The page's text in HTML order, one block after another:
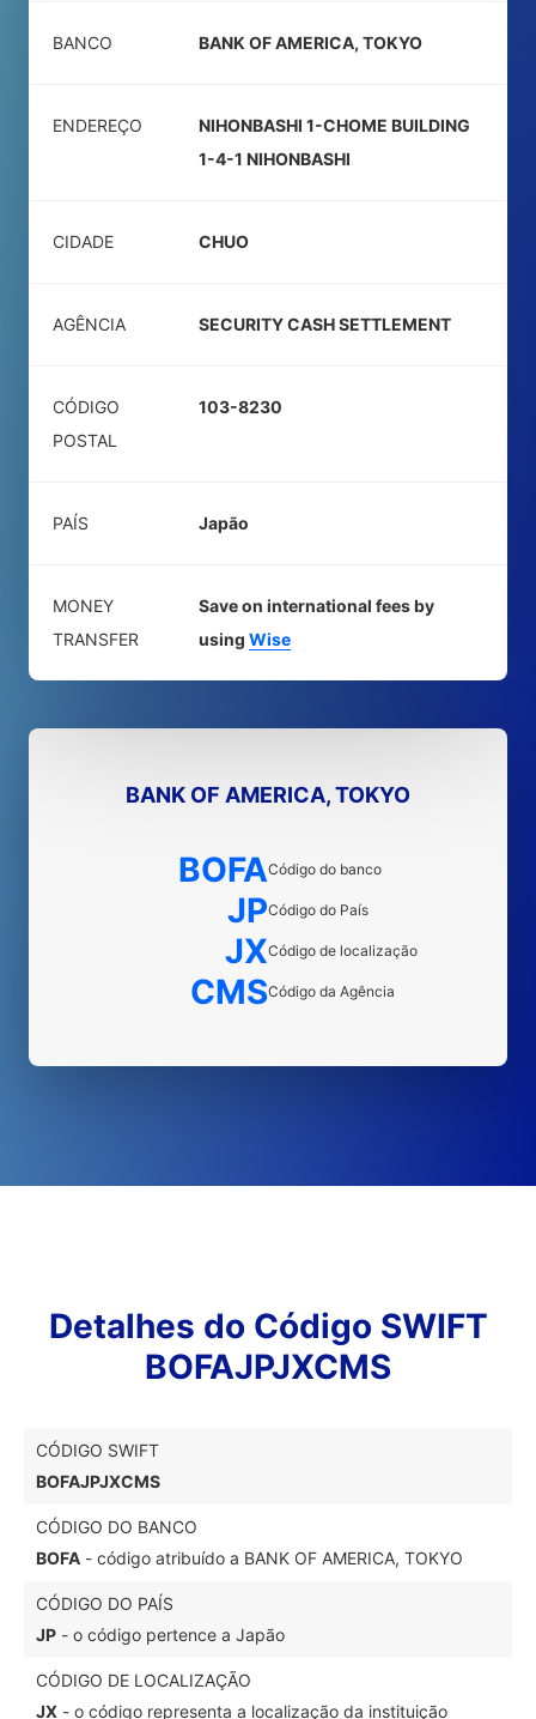
BANCO BANK OF AMERICA, TOKYO
ENDEREÇO
NIHONBASHI 1-CHOME BUILDING
1-4-1 NIHONBASHI
CIDADE CHUO
AGÊNCIA SECURITY CASH SETTLEMENT
CÓDIGO
POSTAL
103-8230
PAÍS Japão
MONEY
TRANSFER
Save on international fees by
using Wise
BANK OF AMERICA, TOKYO
BOFACódigo do banco
JPCódigo do País
JXCódigo de localização
CMSCódigo da Agência
Detalhes do Código SWIFT
BOFAJPJXCMS
CÓDIGO SWIFT
BOFAJPJXCMS
CÓDIGO DO BANCO
BOFA - código atribuído a BANK OF AMERICA, TOKYO
CÓDIGO DO PAÍS
JP - o código pertence a Japão
CÓDIGO DE LOCALIZAÇÃO
JX - o código representa a localização da instituição